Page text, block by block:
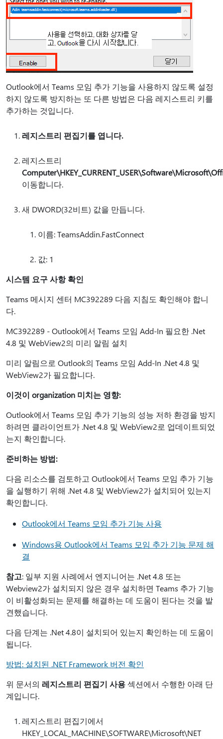
Outlook에서 Teams 모임 추가 기능을 사용하지 않도록 설정
하지 않도록 방지하는 또 다른 방법은 다음 레지스트리 키를
추가하는 것입니다.
레지스트리 편집기를 엽니다.
레지스트리
이동합니다.
새 DWORD(32비트) 값을 만듭니다.
이름: TeamsAddin.FastConnect
값: 1
시스템 요구 사항 확인
Teams 메시지 센터 MC392289 다음 지침도 확인해야 합니
다.
MC392289 - Outlook에서 Teams 모임 Add-In 필요한 .Net
4.8 및 WebView2의 미리 알림 설치
미리 알림으로 Outlook의 Teams 모임 Add-In .Net 4.8 및
WebView2가 필요합니다.
이것이 organization 미치는 영향:
Outlook에서 Teams 모임 추가 기능의 성능 저하 환경을 방지
하려면 클라이언트가 .Net 4.8 및 WebView2로 업데이트되었
는지 확인합니다.
준비하는 방법:
다음 리소스를 검토하고 Outlook에서 Teams 모임 추가 기능
을 실행하기 위해 .Net 4.8 및 WebView2가 설치되어 있는지
확인합니다.
Outlook에서 Teams 모임 추가 기능 사용
Windows용 Outlook에서 Teams 모임 추가 기능 문제 해
결
참고: 일부 지원 사례에서 엔지니어는 .Net 4.8 또는
Webview2가 설치되지 않은 경우 설치하면 Teams 추가 기능
이 비활성화되는 문제를 해결하는 데 도움이 된다는 것을 발
견했습니다.
다음 단계는 .Net 4.8이 설치되어 있는지 확인하는 데 도움이
됩니다.
방법: 설치된 .NET Framework 버전 확인
위 문서의 레지스트리 편집기 사용섹션에서 수행한 아래 단
계입니다.
레지스트리 편집기에서
HKEY_LOCAL_MACHINE\SOFTWARE\Microsoft\NET